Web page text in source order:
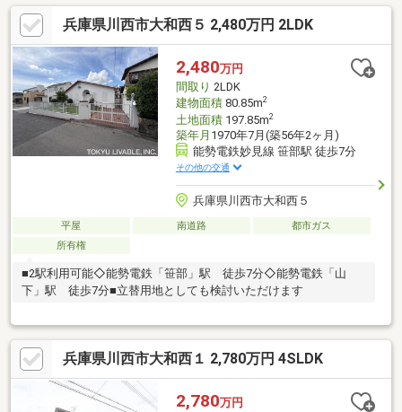
がいくらかかる？●住宅ローンって？●住み替えの場合は？●購
入・売却の流れは？●税金って必要？●リフォームについて●アフ
ターサービスについてなど、あらゆる悩みを解決いたします♪
兵庫県川西市大和西５ 2,480万円 2LDK
2,480万円
間取り 2LDK
建物面積80.85m2
土地面積197.85m2
築年月 1970年7月(築56年2ヶ月)
能勢電鉄妙見線 笹部駅 徒歩7分
その他の交通
兵庫県川西市大和西５
平屋 南道路
都市ガス
所有権
■2駅利用可能◇能勢電鉄「笹部」駅 徒歩7分◇能勢電鉄「山
下」駅 徒歩7分■立替用地としても検討いただけます
兵庫県川西市大和西１ 2,780万円 4SLDK
2,780万円